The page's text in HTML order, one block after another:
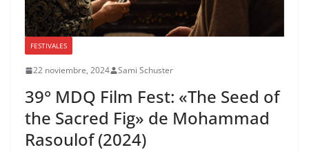
FESTIVALES
22 noviembre, 2024 Sami Schuster
39° MDQ Film Fest: «The Seed of
the Sacred Fig» de Mohammad
Rasoulof (2024)